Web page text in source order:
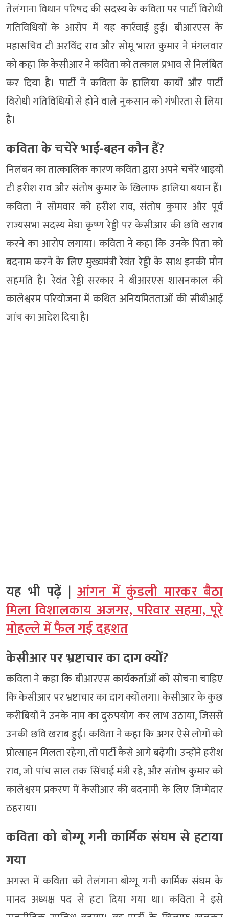
तेलंगाना विधान परिषद की सदस्य के कविता पर पार्टी विरोधी
गतिविधियों के आरोप में यह कार्रवाई हुई। बीआरएस के
महासचिव टी अरविंद राव और सोमू भारत कुमार ने मंगलवार
को कहा कि केसीआर ने कविता को तत्काल प्रभाव से निलंबित
कर दिया है। पार्टी ने कविता के हालिया कार्यों और पार्टी
विरोधी गतिविधियों से होने वाले नुकसान को गंभीरता से लिया
है।
कविता के चचेरे भाई-बहन कौन हैं?
निलंबन का तात्कालिक कारण कविता द्वारा अपने चचेरे भाइयों
टी हरीश राव और संतोष कुमार के खिलाफ हालिया बयान हैं।
कविता ने सोमवार को हरीश राव, संतोष कुमार और पूर्व
राज्यसभा सदस्य मेघा कृष्ण रेड्डी पर केसीआर की छवि खराब
करने का आरोप लगाया। कविता ने कहा कि उनके पिता को
बदनाम करने के लिए मुख्यमंत्री रेवंत रेड्डी के साथ इनकी मौन
सहमति है। रेवंत रेड्डी सरकार ने बीआरएस शासनकाल की
कालेश्वरम परियोजना में कथित अनियमितताओं की सीबीआई
जांच का आदेश दिया है।
यह भी पढ़ें | आंगन में कुंडली मारकर बैठा
मिला विशालकाय अजगर, परिवार सहमा, पूरे
मोहल्ले में फैल गई दहशत
केसीआर पर भ्रष्टाचार का दाग क्यों?
कविता ने कहा कि बीआरएस कार्यकर्ताओं को सोचना चाहिए
कि केसीआर पर भ्रष्टाचार का दाग क्यों लगा। केसीआर के कुछ
करीबियों ने उनके नाम का दुरुपयोग कर लाभ उठाया, जिससे
उनकी छवि खराब हुई। कविता ने कहा कि अगर ऐसे लोगों को
प्रोत्साहन मिलता रहेगा, तो पार्टी कैसे आगे बढ़ेगी। उन्होंने हरीश
राव, जो पांच साल तक सिंचाई मंत्री रहे, और संतोष कुमार को
कालेश्वरम प्रकरण में केसीआर की बदनामी के लिए जिम्मेदार
ठहराया।
कविता को बोग्गू गनी कार्मिक संघम से हटाया
गया
अगस्त में कविता को तेलंगाना बोग्गू गनी कार्मिक संघम के
मानद अध्यक्ष पद से हटा दिया गया था। कविता ने इसे